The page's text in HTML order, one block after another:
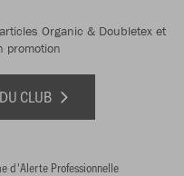
Organic & Doubletex et
promotion
CLUB
d'Alerte Professionnelle